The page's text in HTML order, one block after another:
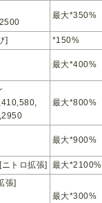
最大*350%
]
*150%
最大*400%
最大*800%
最大*900%
トロ拡張] 最大*2100%
張]
最大*300%